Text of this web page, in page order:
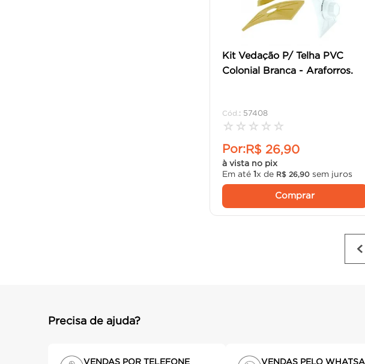
Kit Vedação P/ Telha PVC
Colonial Branca - Araforros.
: 57408
☆ ☆ ☆ ☆ ☆
Por:R$ 26,90
à vista no pix
Em até 1x de R$ 26, 90sem juros
Comprar
Precisa de ajuda?
VENDAS POR TELEFONE VENDAS PELO